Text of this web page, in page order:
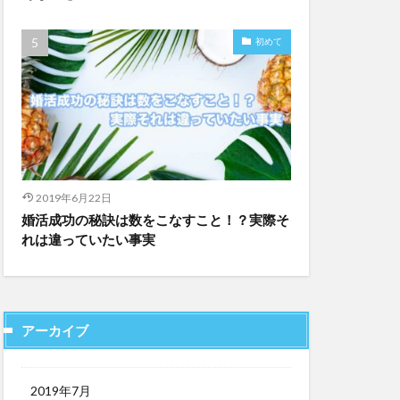
初めて
2019年6月22日
婚活成功の秘訣は数をこなすこと！？実際そ
れは違っていたい事実
アーカイブ
2019年7月